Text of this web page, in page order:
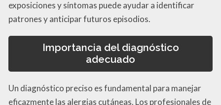
exposiciones y síntomas puede ayudar a identificar
patrones y anticipar futuros episodios.
Importancia del diagnóstico
adecuado
Un diagnóstico preciso es fundamental para manejar
eficazmente las alergias cutáneas. Los profesionales de